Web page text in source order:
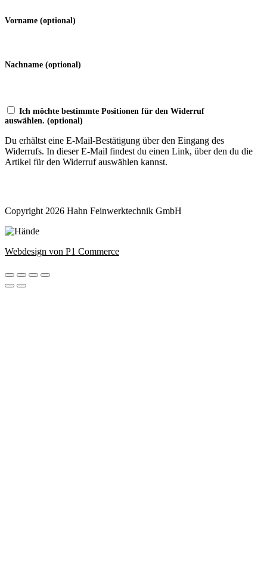
Vorname (optional)
Nachname (optional)
Ich möchte bestimmte Positionen für den Widerruf
auswählen. (optional)
Du erhältst eine E-Mail-Bestätigung über den Eingang des
Widerrufs. In dieser E-Mail findest du einen Link, über den du die
Artikel für den Widerruf auswählen kannst.
Copyright 2026 Hahn Feinwerktechnik GmbH
Webdesign von P1 Commerce